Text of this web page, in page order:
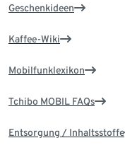
Geschenkideen
Kaffee-Wiki
Mobilfunklexikon
Tchibo MOBIL FAQs
Entsorgung / Inhaltsstoffe